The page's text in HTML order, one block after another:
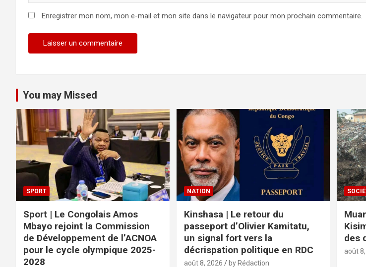
Enregistrer mon nom, mon e-mail et mon site dans le navigateur pour mon prochain commentaire.
You may Missed
SPORT
Sport | Le Congolais Amos
Mbayo rejoint la Commission
de Développement de l’ACNOA
pour le cycle olympique 2025-
2028
NATION
Kinshasa | Le retour du
passeport d’Olivier Kamitatu,
un signal fort vers la
décrispation politique en RDC
août 8, 2026 by Rédaction
des
août